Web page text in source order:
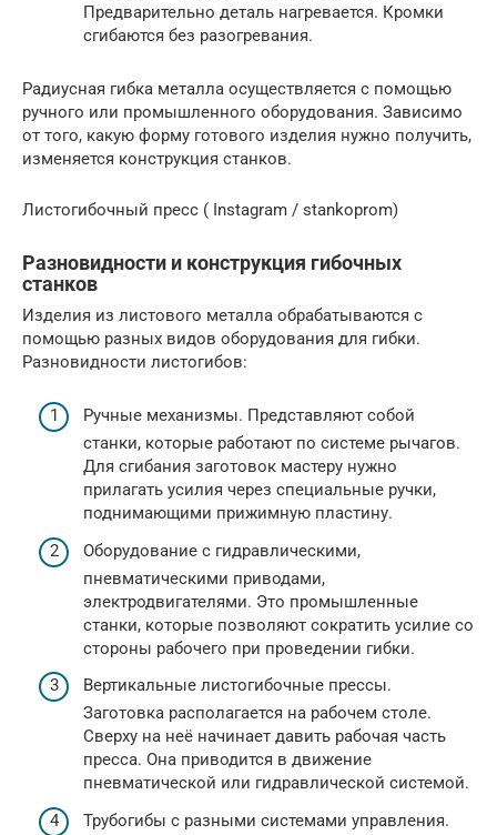
Предварительно деталь нагревается. Кромки
сгибаются без разогревания.
Радиусная гибка металла осуществляется с помощью
ручного или промышленного оборудования. Зависимо
от того, какую форму готового изделия нужно получить,
изменяется конструкция станков.
Листогибочный пресс ( Instagram / stankoprom)
Разновидности и конструкция гибочных
станков
Изделия из листового металла обрабатываются с
помощью разных видов оборудования для гибки.
Разновидности листогибов:
Ручные механизмы. Представляют собой
станки, которые работают по системе рычагов.
Для сгибания заготовок мастеру нужно
прилагать усилия через специальные ручки,
поднимающими прижимную пластину.
Оборудование с гидравлическими,
пневматическими приводами,
электродвигателями. Это промышленные
станки, которые позволяют сократить усилие со
стороны рабочего при проведении гибки.
Вертикальные листогибочные прессы.
Заготовка располагается на рабочем столе.
Сверху на неё начинает давить рабочая часть
пресса. Она приводится в движение
пневматической или гидравлической системой.
Трубогибы с разными системами управления.